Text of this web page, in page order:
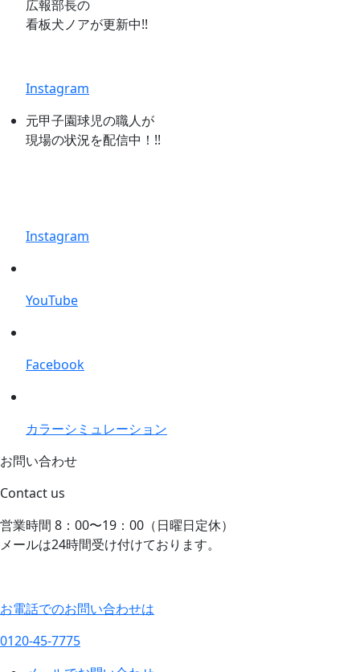
広報部長の
看板犬ノアが更新中!!
Instagram
元甲子園球児の職人が
現場の状況を配信中！!!
Instagram
YouTube
Facebook
カラーシミュレーション
お問い合わせ
Contact us
営業時間 8：00〜19：00（日曜日定休）
メールは24時間受け付けております。
お電話でのお問い合わせは
0120-45-7775